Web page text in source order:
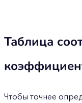
Таблица
Чтобы точнее